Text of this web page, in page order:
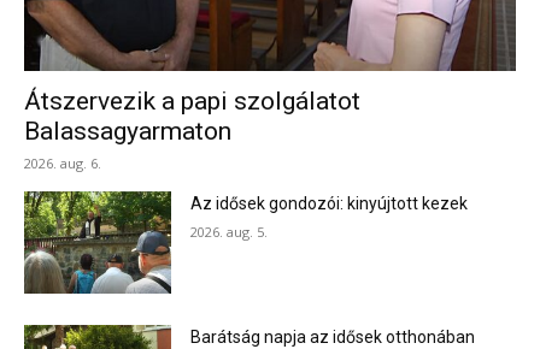
Átszervezik a papi szolgálatot
Balassagyarmaton
2026. aug. 6.
Az idősek gondozói: kinyújtott kezek
2026. aug. 5.
Barátság napja az idősek otthonában